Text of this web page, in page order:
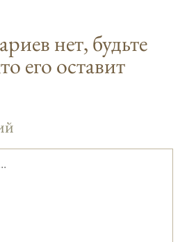
прогнозу, я смог
клева на реке
улов в январе, с
нет, будьте
его оставит